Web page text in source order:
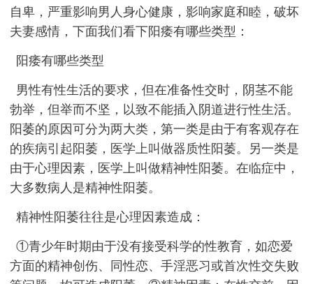
自卑，严重影响男人身心健康，影响家庭和睦，破坏
夫妻感情，下面我们看下阳痿有哪些类型：
阳痿有哪些类型
男性有性生活的要求，但在准备性交时，阴茎不能
勃举，但举而不坚，以致不能插入阴道进行性生活。
阳萎的原因可分为两大类，第一类是由于有客观存在
的疾病引起阳萎，医学上叫做器质性阳萎。另一类是
由于心理因素，医学上叫做精神性阳萎。在临症中，
大多数病人是精神性阳萎。
精神性阳萎往往是心理因素造成：
①青少年时期由于没有接受科学的性教育，如恋爱
方面的精神创伤、同性恋、手淫恶习或首次性交失败